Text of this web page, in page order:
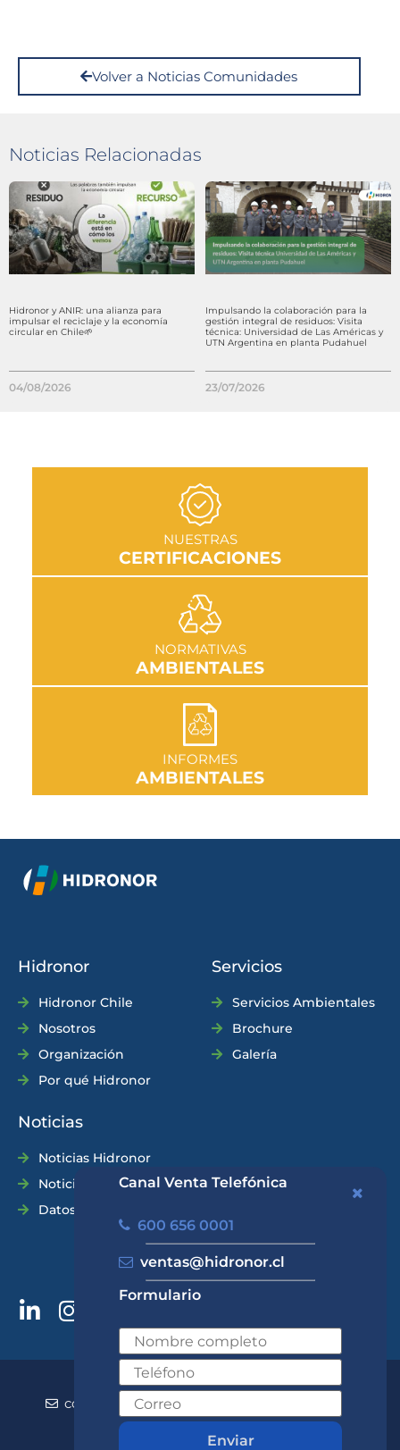
Canal Venta Telefónica
600 656 0001
ventas@hidronor.cl
Formulario
Enviar
Volver a Noticias Comunidades
Noticias Relacionadas
Hidronor y ANIR: una alianza para
impulsar el reciclaje y la economía
circular en Chile🌱
04/08/2026
Impulsando la colaboración para la
gestión integral de residuos: Visita
técnica: Universidad de Las Américas y
UTN Argentina en planta Pudahuel
23/07/2026
NUESTRAS
CERTIFICACIONES
IR A SECCIÓN
NORMATIVAS
AMBIENTALES
IR A SECCIÓN
INFORMES
AMBIENTALES
IR A SECCIÓN
Hidronor
Hidronor Chile
Nosotros
Organización
Por qué Hidronor
Servicios
Servicios Ambientales
Brochure
Galería
Noticias
Noticias Hidronor
Noticias Industria
Datos Prácticos
600 656 0001
+562 2570 5700
contacto@hidronor.cl